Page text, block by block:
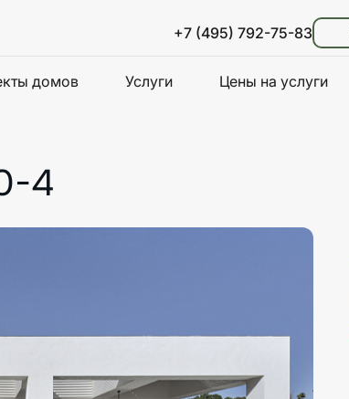
+7 (495) 792-75-83
домов Услуги Цены на услуги
4